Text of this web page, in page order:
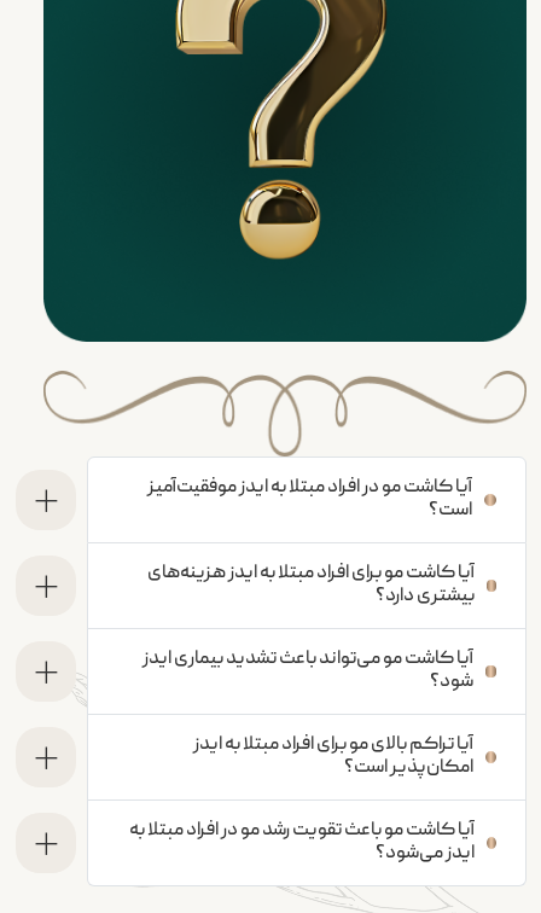
آیا کاشت مو در افراد مبتلا به ایدز موفقیت‌آمیز
است؟
آیا کاشت مو برای افراد مبتلا به ایدز هزینه‌های
بیشتری دارد؟
آیا کاشت مو می‌تواند باعث تشدید بیماری ایدز
شود؟
آیا تراکم بالای مو برای افراد مبتلا به ایدز
امکان‌پذیر است؟
آیا کاشت مو باعث تقویت رشد مو در افراد مبتلا به
ایدز می‌شود؟